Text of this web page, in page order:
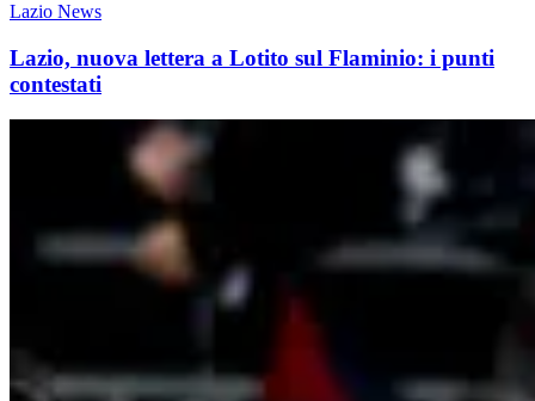
Lazio News
Lazio, nuova lettera a Lotito sul Flaminio: i punti
contestati